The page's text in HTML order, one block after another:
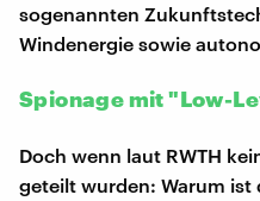
sogenannten
Windenergie sowie
Spionage mit "Low-
Doch wenn laut RWTH
geteilt wurden: Warum ist